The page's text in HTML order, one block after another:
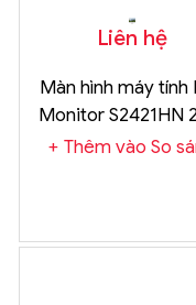
Liên hệ
Màn hình máy tính
Monitor S2421HN
Thêm vào So